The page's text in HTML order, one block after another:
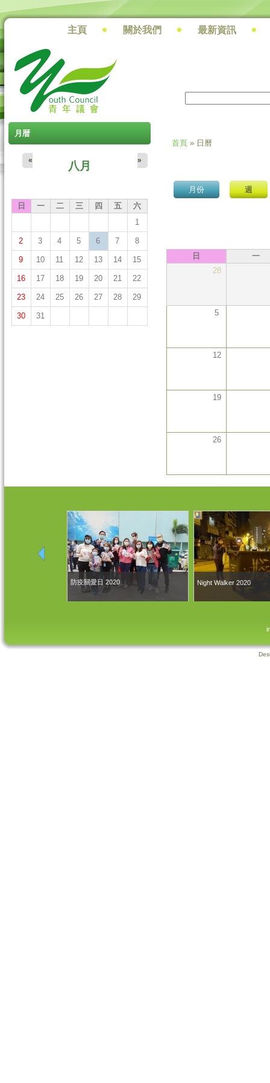
搜尋
主頁 關於我們 最新資訊
月暦
八月
« »
日 一 二 三 四 五
六
1
2 3 4 5 6 7 8
9 10 11 12 13 14 15
16 17 18 19 20 21 22
23 24 25 26 27 28 29
30 31
首頁 » 日曆
月份(作用中頁籤)週
日
一
28
5
12
19
26
防疫關愛日 2020 Night Walker 2020